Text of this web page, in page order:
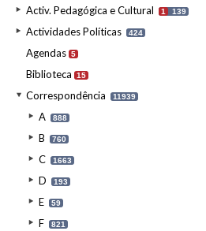
Activ. Pedagógica e Cultural 1 139
Actividades Políticas 424
Agendas 5
Biblioteca 15
Correspondência 11939
A 888
B 760
C 1663
D 193
E 59
F 821